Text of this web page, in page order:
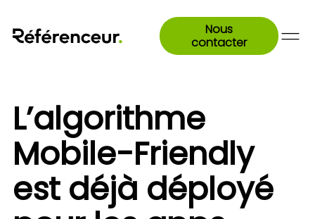
Nous
contacter
L’algorithme
Mobile-Friendly
est déjà déployé